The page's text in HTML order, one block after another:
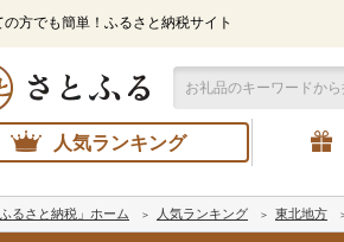
の方でも簡単！ふるさと納税サイト
人気ランキング
ふるさと納税」ホーム 人気ランキング 東北地方